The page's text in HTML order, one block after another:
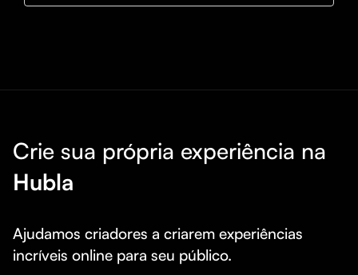
Crie sua própria experiência na
Hubla
Ajudamos criadores a criarem experiências
incríveis online para seu público.